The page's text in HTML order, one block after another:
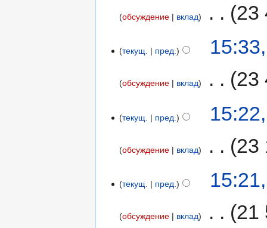
обсуждение вклад 23
текущ. пред.
обсуждение вклад 23
текущ. пред.
обсуждение вклад 23
текущ. пред.
обсуждение вклад 21